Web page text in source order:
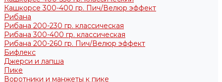
Кашкорсе 300-400 гр. Пич/Велюр эффект
Рибана
Рибана 200-230 гр. классическая
Рибана 300-400 гр. классическая
Рибана 200-260 гр. Пич/Велюр эффект
Бифлекс
Джерси и лапша
Пике
Воротники и манжеты к пике